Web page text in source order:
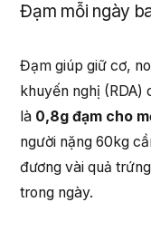
Đạm mỗi ngày
Đạm giúp giữ cơ,
khuyến nghị (RDA)
là 0,8g đạm cho
người nặng 60kg
đương vài quả
trong ngày.